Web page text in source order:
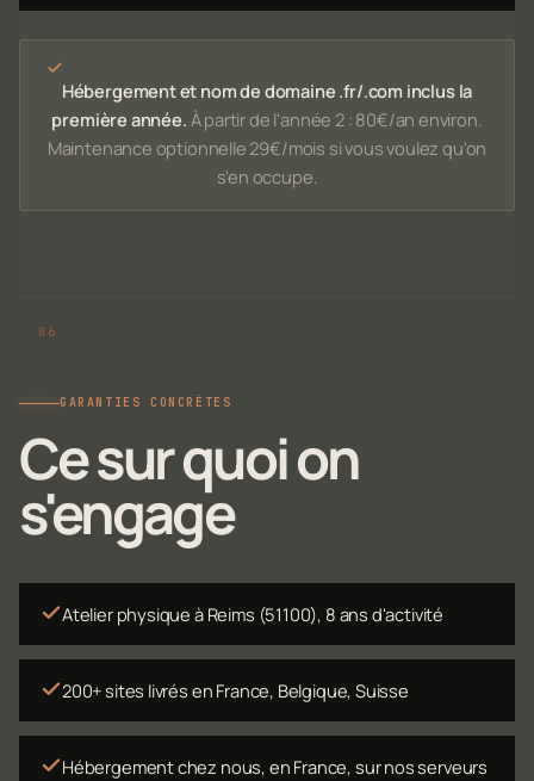
Hébergement et nom de domaine .fr/.com inclus la
première année. À partir de l'année 2 : 80€/an environ.
Maintenance optionnelle 29€/mois si vous voulez qu'on
s'en occupe.
GARANTIES CONCRÈTES
Ce sur quoi on
s'engage
Atelier physique à Reims (51100), 8 ans d'activité
200+ sites livrés en France, Belgique, Suisse
Hébergement chez nous, en France, sur nos serveurs